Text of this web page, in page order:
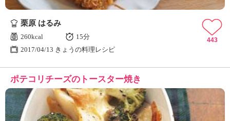
栗原 はるみ
260kcal
15分
2017/04/13 きょうの料理レシピ
443
ポテコリチーズのトースター焼き